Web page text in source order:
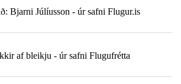
Bjarni Júlíusson - úr safni Flugur.is
af bleikju - úr safni Flugufrétta